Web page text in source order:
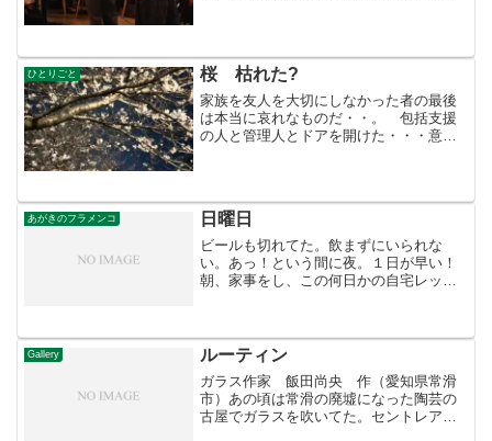
た・・今は山口百恵がナツメロ...
ひとりごと 桜 枯れた?
家族を友人を大切にしなかった者の最後
は本当に哀れなものだ・・。 包括支援
の人と管理人とドアを開けた・・・意外
テレビの前で うずくまって...
あがきのフラメンコ 日曜日
ビールも切れてた。飲まずにいられな
い。あっ！という間に夜。１日が早い！
朝、家事をし、この何日かの自宅レッス
自己満足。 夜、動画が送られ...
Gallery ルーティン
ガラス作家 飯田尚央 作（愛知県常滑
市）あの頃は常滑の廃墟になった陶芸の
古屋でガラスを吹いてた。セントレア空